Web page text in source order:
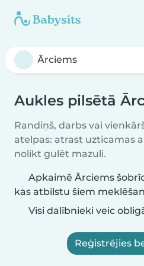
Aukles pilsētā
Randiņš, darbs vai
atelpas: atrast uzticamas
nolikt gulēt mazuli.
Apkaimē Ārciems
kas atbilstu šiem
Visi dalībnieki veic
Reģistrējies